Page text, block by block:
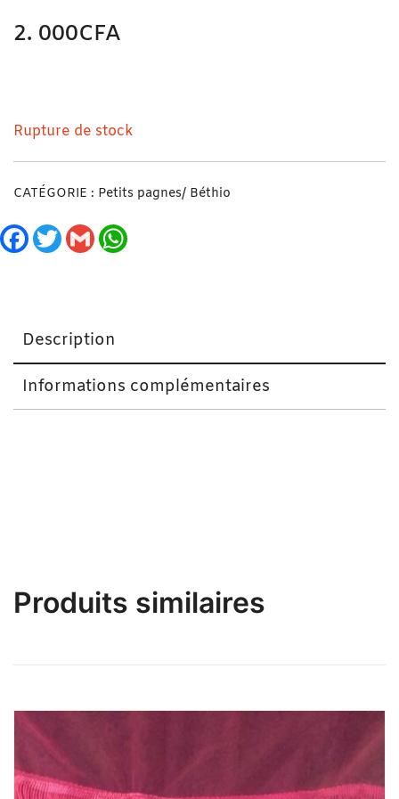
2. 000CFA
Rupture de stock
CATÉGORIE : Petits pagnes/ Béthio
Facebook
TwitterGmail
Description
Informations complémentaires
Produits similaires